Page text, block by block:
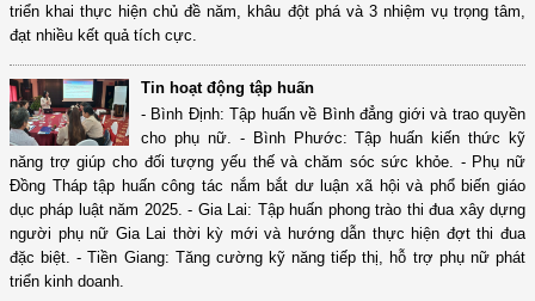
triển khai thực hiện chủ đề năm, khâu đột phá và 3 nhiệm vụ trọng tâm,
đạt nhiều kết quả tích cực.
Tin hoạt động tập huấn
- Bình Định: Tập huấn về Bình đẳng giới và trao quyền
cho phụ nữ. - Bình Phước: Tập huấn kiến thức kỹ
năng trợ giúp cho đối tượng yếu thế và chăm sóc sức khỏe. - Phụ nữ
Đồng Tháp tập huấn công tác nắm bắt dư luận xã hội và phổ biến giáo
dục pháp luật năm 2025. - Gia Lai: Tập huấn phong trào thi đua xây dựng
người phụ nữ Gia Lai thời kỳ mới và hướng dẫn thực hiện đợt thi đua
đặc biệt. - Tiền Giang: Tăng cường kỹ năng tiếp thị, hỗ trợ phụ nữ phát
triển kinh doanh.